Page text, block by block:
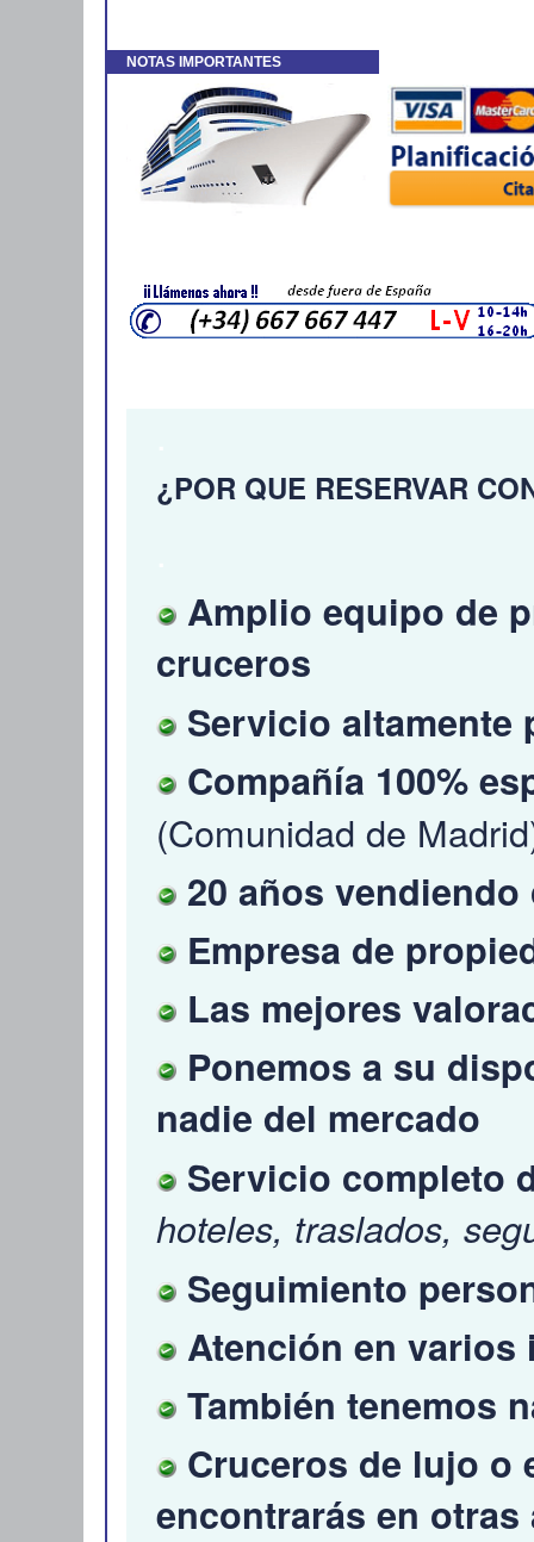
NOTAS IMPORTANTES
¿POR QUE RESERVAR
Amplio equipo de
cruceros
Servicio altamente
Compañía 100%
(Comunidad de
20 años
Empresa de
Las mejores
Ponemos a su
nadie del mercado
Servicio completo
hoteles, traslados,
Seguimiento
Atención en
También tenemos
Cruceros de lujo o
encontrarás en otras